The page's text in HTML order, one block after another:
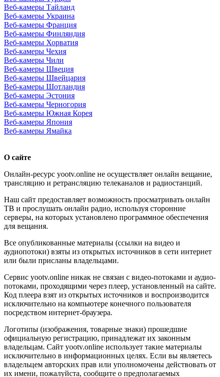
Веб-камеры Тайланд
Веб-камеры Украина
Веб-камеры Франция
Веб-камеры Финляндия
Веб-камеры Хорватия
Веб-камеры Чехия
Веб-камеры Чили
Веб-камеры Швеция
Веб-камеры Швейцария
Веб-камеры Шотландия
Веб-камеры Эстония
Веб-камеры Черногория
Веб-камеры Южная Корея
Веб-камеры Япония
Веб-камеры Ямайка
О сайте
Онлайн-ресурс yootv.online не осуществляет онлайн вещание,
трансляцию и ретрансляцию телеканалов и радиостанций.
Наш сайт предоставляет возможность просматривать онлайн
ТВ и прослушать онлайн радио, используя сторонние
серверы, на которых установлено программное обеспечения
для вещания.
Все опубликованные материалы (ссылки на видео и
аудиопотоки) взяты из открытых источников в сети интернет
или были присланы владельцами.
Сервис yootv.online никак не связан с видео-потоками и аудио-
потоками, проходящими через плеер, установленный на сайте.
Код плеера взят из открытых источников и воспроизводится
исключительно на компьютере конечного пользователя
посредством интернет-браузера.
Логотипы (изображения, товарные знаки) прошедшие
официальную регистрацию, принадлежат их законным
владельцам. Сайт yootv.online использует такие материалы
исключительно в информационных целях. Если вы являетесь
владельцем авторских прав или уполномочены действовать от
их имени, пожалуйста, сообщите о предполагаемых